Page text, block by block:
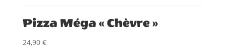
Pizza Méga « Chèvre »
24,90 €